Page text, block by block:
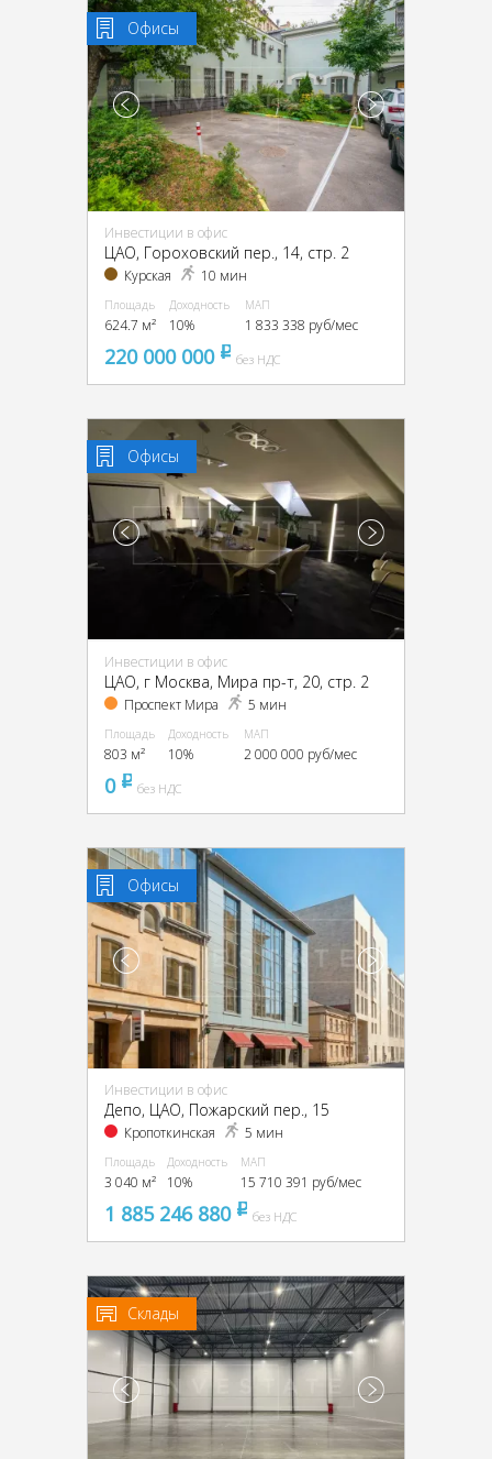
Офисы
Инвестиции в офис
ЦАО, Гороховский пер., 14, стр. 2
Курская 10 мин
Площадь
624.7 м²
Доходность
10%
МАП
1 833 338 руб/мес
220 000 000 pуббез НДС
Офисы
Инвестиции в офис
ЦАО, г Москва, Мира пр-т, 20, стр. 2
Проспект Мира 5 мин
Площадь
803 м²
Доходность
10%
МАП
2 000 000 руб/мес
0 pуббез НДС
Офисы
Инвестиции в офис
Депо, ЦАО, Пожарский пер., 15
Кропоткинская 5 мин
Площадь
3 040 м²
Доходность
10%
МАП
15 710 391 руб/мес
1 885 246 880 pуббез НДС
Склады